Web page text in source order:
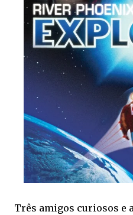
Três amigos curiosos e